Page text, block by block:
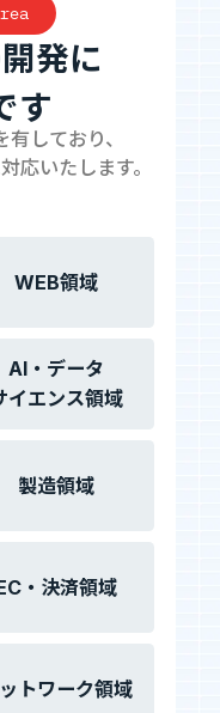
発に
す
しており、
応いたします。
WEB領域
AI・データ
イエンス領域
製造領域
・決済領域
トワーク領域